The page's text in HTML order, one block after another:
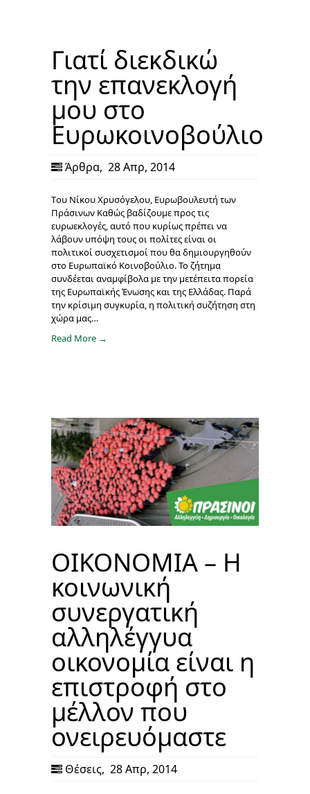
Γιατί διεκδικώ
την επανεκλογή
μου στο
Ευρωκοινοβούλιο
Άρθρα, 28 Απρ, 2014
Tου Νίκου Χρυσόγελου, Ευρωβουλευτή των
Πράσινων Καθώς βαδίζουμε προς τις
ευρωεκλογές, αυτό που κυρίως πρέπει να
λάβουν υπόψη τους οι πολίτες είναι οι
πολιτικοί συσχετισμοί που θα δημιουργηθούν
στο Ευρωπαϊκό Κοινοβούλιο. Το ζήτημα
συνδέεται αναμφίβολα με την μετέπειτα πορεία
της Ευρωπαϊκής Ένωσης και της Ελλάδας. Παρά
την κρίσιμη συγκυρία, η πολιτική συζήτηση στη
χώρα μας…
Read More →
ΟΙΚΟΝΟΜΙΑ – Η
κοινωνική
συνεργατική
αλληλέγγυα
οικονομία είναι η
επιστροφή στο
μέλλον που
ονειρευόμαστε
Θέσεις, 28 Απρ, 2014